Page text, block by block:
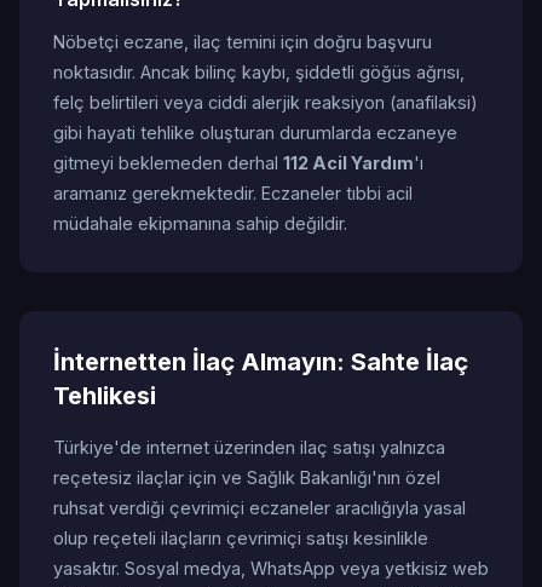
Nöbetçi eczane, ilaç temini için doğru başvuru
noktasıdır. Ancak bilinç kaybı, şiddetli göğüs ağrısı,
felç belirtileri veya ciddi alerjik reaksiyon (anafilaksi)
gibi hayati tehlike oluşturan durumlarda eczaneye
gitmeyi beklemeden derhal 112 Acil Yardım'ı
aramanız gerekmektedir. Eczaneler tıbbi acil
müdahale ekipmanına sahip değildir.
İnternetten İlaç Almayın: Sahte İlaç
Tehlikesi
Türkiye'de internet üzerinden ilaç satışı yalnızca
reçetesiz ilaçlar için ve Sağlık Bakanlığı'nın özel
ruhsat verdiği çevrimiçi eczaneler aracılığıyla yasal
olup reçeteli ilaçların çevrimiçi satışı kesinlikle
yasaktır. Sosyal medya, WhatsApp veya yetkisiz web